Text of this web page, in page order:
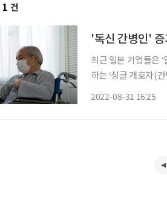
1 건
'독신 간병인'
최근 일본 기업들은
하는 ‘싱글 개호자(
2022-08-31 16:25